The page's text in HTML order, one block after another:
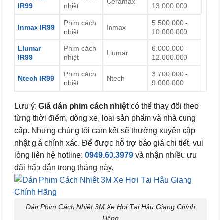
IR99
nhiệt
13.000.000
Inmax IR99
Phim cách
nhiệt
Inmax
5.500.000 -
10.000.000
Llumar
IR99
Phim cách
nhiệt
Llumar
6.000.000 -
12.000.000
Ntech IR99
Phim cách
nhiệt
Ntech
3.700.000 -
9.000.000
Lưu ý: Giá dán phim cách nhiệt có thể thay đổi theo
từng thời điểm, dòng xe, loại sản phẩm và nhà cung
cấp. Nhưng chúng tôi cam kết sẽ thường xuyên cập
nhật giá chính xác. Để được hỗ trợ báo giá chi tiết, vui
lòng liên hệ hotline: 0949.60.3979 và nhận nhiều ưu
đãi hấp dẫn trong tháng này.
Dán Phim Cách Nhiệt 3M Xe Hơi Tại Hậu Giang Chính
Hãng